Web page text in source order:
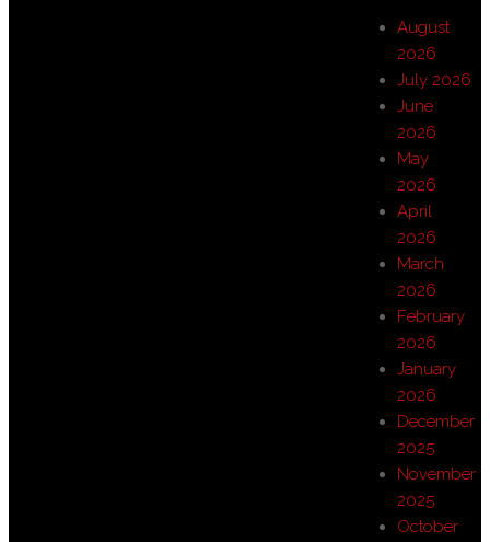
August
2026
July 2026
June
2026
May
2026
April
2026
March
2026
February
2026
January
2026
December
2025
November
2025
October